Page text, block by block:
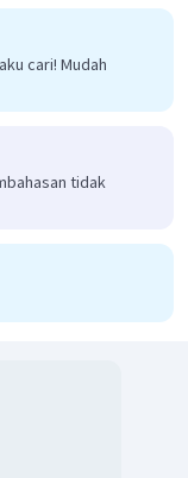
cari! Mudah
tidak